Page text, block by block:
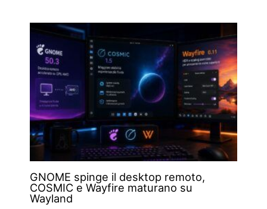
GNOME spinge il desktop remoto,
COSMIC e Wayfire maturano su
Wayland